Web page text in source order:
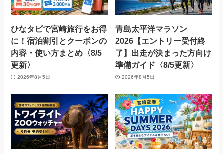
ひなタビで宮崎旅行をお得
に！宿泊割引とクーポンの
内容・使い方まとめ〈8/5
更新〉
2026年8月5日
青島太平洋マラソン
2026【エントリー受付終
了】出走が決まった方向け
準備ガイド〈8/5更新〉
2026年8月5日